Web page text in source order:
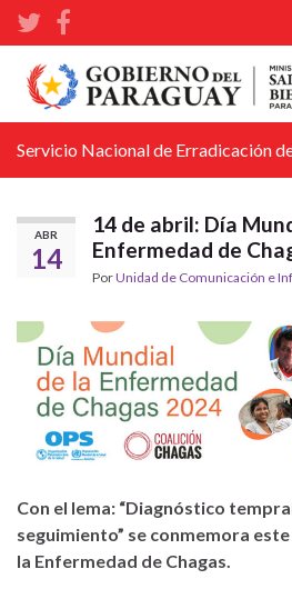
Search for:
Servicio Nacional de Erradicación
ABR
14
14 de abril: Día
Enfermedad de
PorUnidad de Comunicación e
Con el lema: “Diagnóstico
seguimiento” se conmemora
la Enfermedad de Chagas.